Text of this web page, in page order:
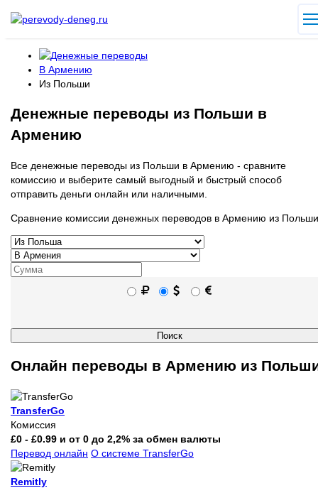
В Армению
Из Польши
Денежные переводы из Польши в
Армению
Все денежные переводы из Польши в Армению - сравните
комиссию и выберите самый выгодный и быстрый способ
отправить деньги онлайн или наличными.
Сравнение комиссии денежных переводов в Армению из Польши
Онлайн переводы в Армению из
TransferGo
Комиссия
£0 - £0.99 и от 0 до 2,2% за обмен валюты
Перевод онлайн О системе TransferGo
Remitly